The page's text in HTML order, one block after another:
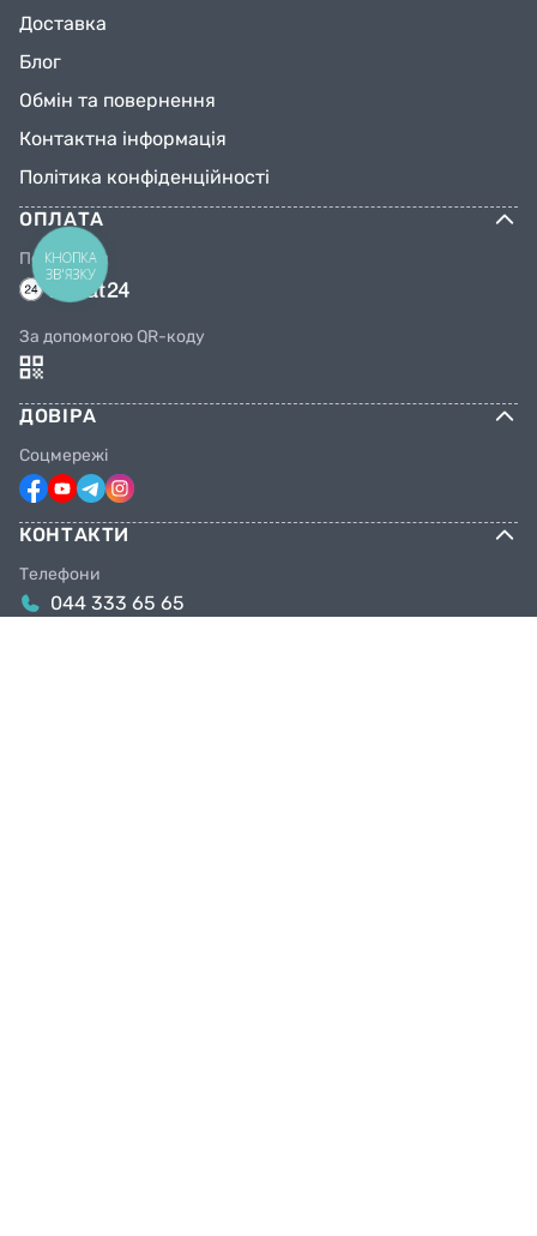
Доставка
Блог
Обмін та повернення
Контактна інформація
Політика конфіденційності
ОПЛАТА
Переказом
За допомогою QR-коду
ДОВІРА
Соцмережі
КОНТАКТИ
Телефони
044 333 65 65
КНОПКА
ЗВ'ЯЗКУ